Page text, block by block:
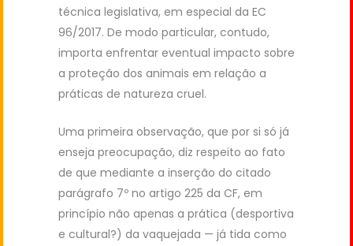
técnica legislativa, em especial da EC
96/2017. De modo particular, contudo,
importa enfrentar eventual impacto sobre
a proteção dos animais em relação a
práticas de natureza cruel.
Uma primeira observação, que por si só já
enseja preocupação, diz respeito ao fato
de que mediante a inserção do citado
parágrafo 7º no artigo 225 da CF, em
princípio não apenas a prática (desportiva
e cultural?) da vaquejada — já tida como